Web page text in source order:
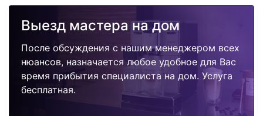
поломок.
Выезд мастера на дом
После обсуждения с нашим менеджером всех
нюансов, назначается любое удобное для Вас
время прибытия специалиста на дом. Услуга
бесплатная.